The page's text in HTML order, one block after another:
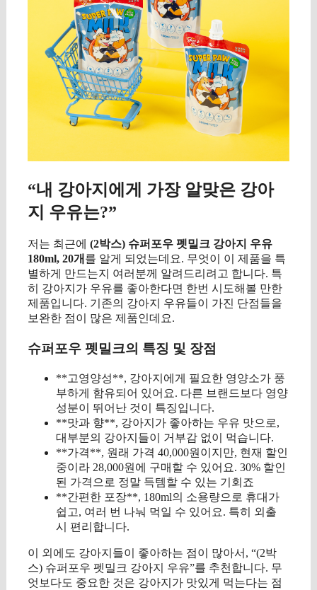
“내 강아지에게 가장 알맞은 강아
지 우유는?”
저는 최근에 (2박스) 슈퍼포우 펫밀크 강아지 우유
180ml, 20개 를 알게 되었는데요. 무엇이 이 제품을 특
별하게 만드는지 여러분께 알려드리려고 합니다. 특
히 강아지가 우유를 좋아한다면 한번 시도해볼 만한
제품입니다. 기존의 강아지 우유들이 가진 단점들을
보완한 점이 많은 제품인데요.
슈퍼포우 펫밀크의 특징 및 장점
**고영양성**, 강아지에게 필요한 영양소가 풍
부하게 함유되어 있어요. 다른 브랜드보다 영양
성분이 뛰어난 것이 특징입니다.
**맛과 향**, 강아지가 좋아하는 우유 맛으로,
대부분의 강아지들이 거부감 없이 먹습니다.
**가격**, 원래 가격 40,000원이지만, 현재 할인
중이라 28,000원에 구매할 수 있어요. 30% 할인
된 가격으로 정말 득템할 수 있는 기회죠
**간편한 포장**, 180ml의 소용량으로 휴대가
쉽고, 여러 번 나눠 먹일 수 있어요. 특히 외출
시 편리합니다.
이 외에도 강아지들이 좋아하는 점이 많아서, “(2박
스) 슈퍼포우 펫밀크 강아지 우유”를 추천합니다. 무
엇보다도 중요한 것은 강아지가 맛있게 먹는다는 점